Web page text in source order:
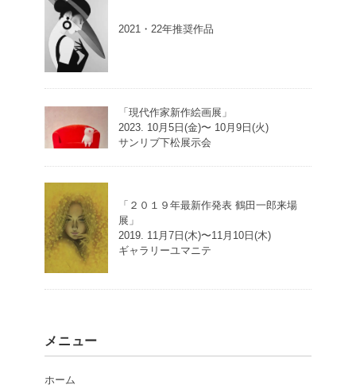
2021・22年推奨作品
「現代作家新作絵画展」
2023. 10月5日(金)〜 10月9日(火)
サンリブ下松展示会
「２０１９年最新作発表 鶴田一郎来場
展」
2019. 11月7日(木)〜11月10日(木)
ギャラリーユマニテ
メニュー
ホーム